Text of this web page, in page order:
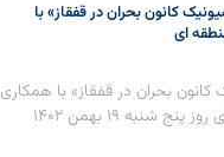
کانون بحران در قفقاز» با
ای
بحران در قفقاز» با همکاری
انجمن ایرانی مطالعات منطقه ای روز پنج شنبه ۱۹ بهمن ۱۴۰۲